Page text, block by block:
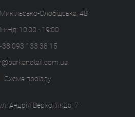
Слобідська, 4В
Нд: 10:00 - 19:00
093 133 38 15
Схема проїзду
Андрія Верхогляда, 7